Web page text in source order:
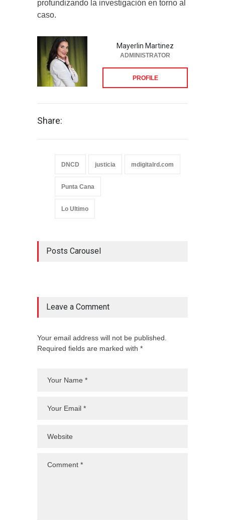
profundizando la investigación en torno al
caso.
Mayerlin Martinez
ADMINISTRATOR
PROFILE
Share:
DNCD justicia mdigitalrd.com
Punta Cana
Lo Ultimo
Posts Carousel
Leave a Comment
Your email address will not be published.
Required fields are marked with *